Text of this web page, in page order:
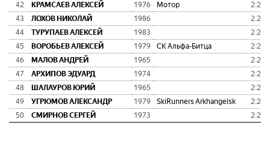
42
КРАМСАЕВ АЛЕКСЕЙ 1976 Мотор
43
ЛОХОВ НИКОЛАЙ 1986
44
ТУРУПАЕВ АЛЕКСЕЙ 1983
45
ВОРОБЬЕВ АЛЕКСЕЙ 1979 СК Альфа-Битца
46
МАЛОВ АНДРЕЙ 1965
47
АРХИПОВ ЭДУАРД 1974
48
ШАЛАУРОВ ЮРИЙ 1965
49
УГРЮМОВ АЛЕКСАНДР 1979 SkiRunners Arkhangelsk
50
СМИРНОВ СЕРГЕЙ 1973